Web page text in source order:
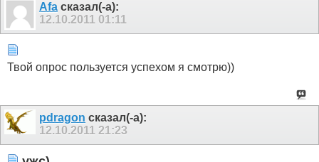
Afa сказал(-а):
12.10.2011 01:11
Твой опрос пользуется успехом я смотрю))
pdragon сказал(-а):
12.10.2011 21:23